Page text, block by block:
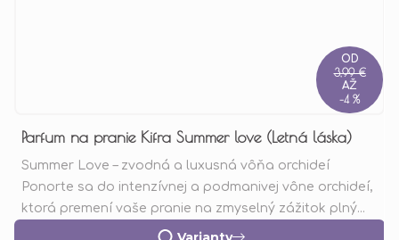
OD
3,99 €
AŽ
–4 %
Parfum na pranie Kifra Summer love (Letná láska)
Summer Love – zvodná a luxusná vôňa orchideí
Ponorte sa do intenzívnej a podmanivej vône orchideí,
ktorá premení vaše pranie na zmyselný zážitok plný...